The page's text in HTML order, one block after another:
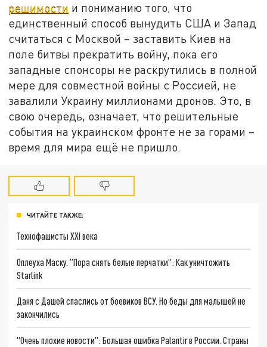
решимости и пониманию того, что
единственный способ вынудить США и Запад
считаться с Москвой – заставить Киев на
поле битвы прекратить войну, пока его
западные спонсоры не раскрутились в полной
мере для совместной войны с Россией, не
завалили Украину миллионами дронов. Это, в
свою очередь, означает, что решительные
события на украинском фронте не за горами –
время для мира ещё не пришло.
ЧИТАЙТЕ ТАКЖЕ:
Технофашисты XXI века
Оплеуха Маску. "Пора снять белые перчатки": Как уничтожить
Starlink
Даня с Дашей спаслись от боевиков ВСУ. Но беды для малышей не
закончились
"Очень плохие новости": Большая ошибка Palantir в России. Страны